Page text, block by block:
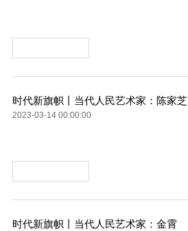
时代新旗帜丨当代人民艺术家：陈家芝
2023-03-14 00:00:00
时代新旗帜丨当代人民艺术家：金霄